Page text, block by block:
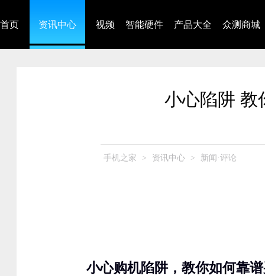
首页 资讯中心 视频 智能硬件 产品大全 众测商城
小心陷阱 教
手机之家 > 资讯中心 > 新闻·评论
小心购机陷阱，教你如何靠